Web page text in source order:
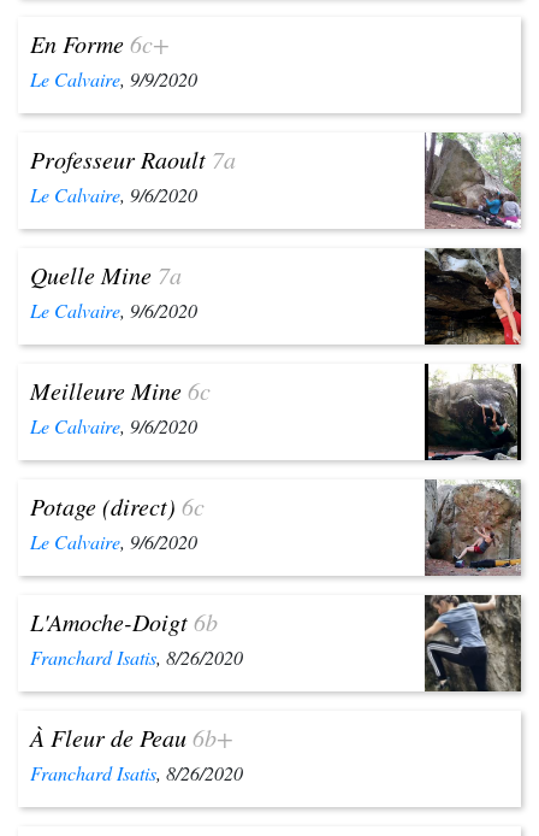
En Forme6c+
Le Calvaire, 9/9/2020
Professeur Raoult 7a
Le Calvaire, 9/6/2020
Quelle Mine 7a
Le Calvaire, 9/6/2020
Meilleure Mine6c
Le Calvaire, 9/6/2020
Potage (direct) 6c
Le Calvaire, 9/6/2020
L'Amoche-Doigt6b
Franchard Isatis, 8/26/2020
À Fleur de Peau6b+
Franchard Isatis, 8/26/2020